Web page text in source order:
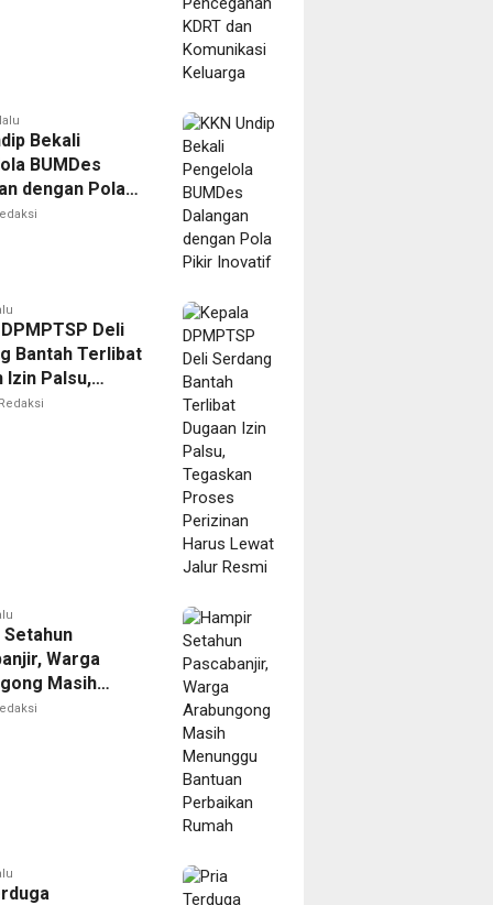
Bekali
BUMDes
dengan Pola
Deli
Bantah Terlibat
Izin Palsu,
Proses
Redaksi
Setahun
Warga
Masih
Bantuan